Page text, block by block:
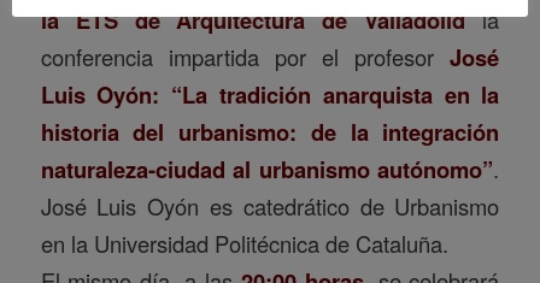
la ETS de Arquitectura de Valladolidla
conferencia impartida por el profesorJosé
Luis Oyón: “La tradición anarquista en la
historia del urbanismo: de la integración
naturaleza-ciudad al urbanismo autónomo”.
José Luis Oyón es catedrático de Urbanismo
en la Universidad Politécnica de Cataluña.